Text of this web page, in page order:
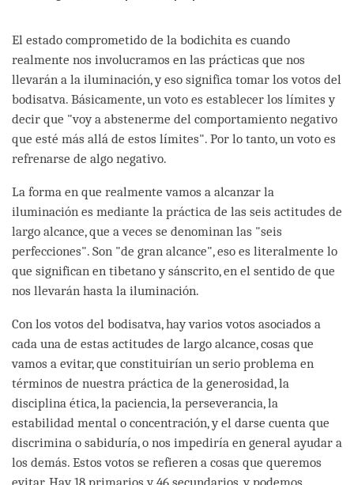
El estado comprometido de la bodichita es cuando
realmente nos involucramos en las prácticas que nos
llevarán a la iluminación, y eso significa tomar los votos del
bodisatva. Básicamente, un voto es establecer los límites y
decir que "voy a abstenerme del comportamiento negativo
que esté más allá de estos límites". Por lo tanto, un voto es
refrenarse de algo negativo.
La forma en que realmente vamos a alcanzar la
iluminación es mediante la práctica de las seis actitudes de
largo alcance, que a veces se denominan las "seis
perfecciones". Son "de gran alcance", eso es literalmente lo
que significan en tibetano y sánscrito, en el sentido de que
nos llevarán hasta la iluminación.
Con los votos del bodisatva, hay varios votos asociados a
cada una de estas actitudes de largo alcance, cosas que
vamos a evitar, que constituirían un serio problema en
términos de nuestra práctica de la generosidad, la
disciplina ética, la paciencia, la perseverancia, la
estabilidad mental o concentración, y el darse cuenta que
discrimina o sabiduría, o nos impediría en general ayudar a
los demás. Estos votos se refieren a cosas que queremos